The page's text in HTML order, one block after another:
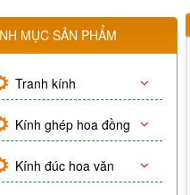
MỤC SẢN PHẨM
Tranh kính
Kính ghép hoa đồng
Kính đúc hoa văn